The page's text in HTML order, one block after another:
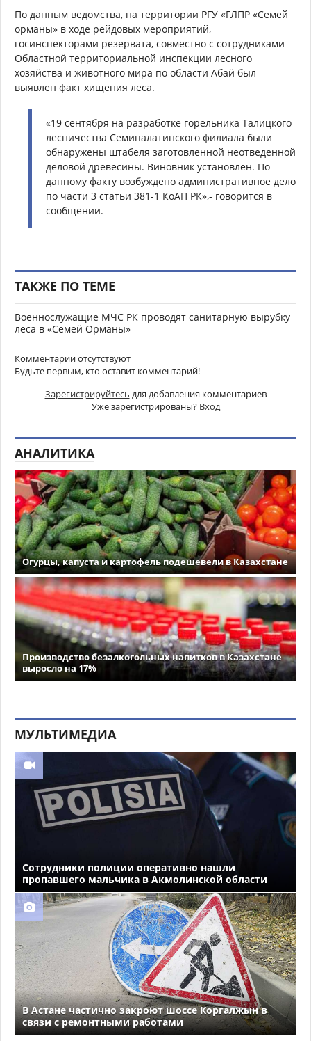
По данным ведомства, на территории РГУ «ГЛПР «Семей
орманы» в ходе рейдовых мероприятий,
госинспекторами резервата, совместно с сотрудниками
Областной территориальной инспекции лесного
хозяйства и животного мира по области Абай был
выявлен факт хищения леса.
«19 сентября на разработке горельника Талицкого
лесничества Семипалатинского филиала были
обнаружены штабеля заготовленной неотведенной
деловой древесины. Виновник установлен. По
данному факту возбуждено административное дело
по части 3 статьи 381-1 КоАП РК»,- говорится в
сообщении.
ТАКЖЕ ПО ТЕМЕ
Военнослужащие МЧС РК проводят санитарную вырубку
леса в «Семей Орманы»
Комментарии отсутствуют
Будьте первым, кто оставит комментарий!
Зарегистрируйтесь для добавления комментариев
Уже зарегистрированы? Вход
АНАЛИТИКА
Огурцы, капуста и картофель подешевели в Казахстане
Производство безалкогольных напитков в Казахстане
выросло на 17%
МУЛЬТИМЕДИА
Сотрудники полиции оперативно нашли
пропавшего мальчика в Акмолинской области
В Астане частично закроют шоссе Коргалжын в
связи с ремонтными работами